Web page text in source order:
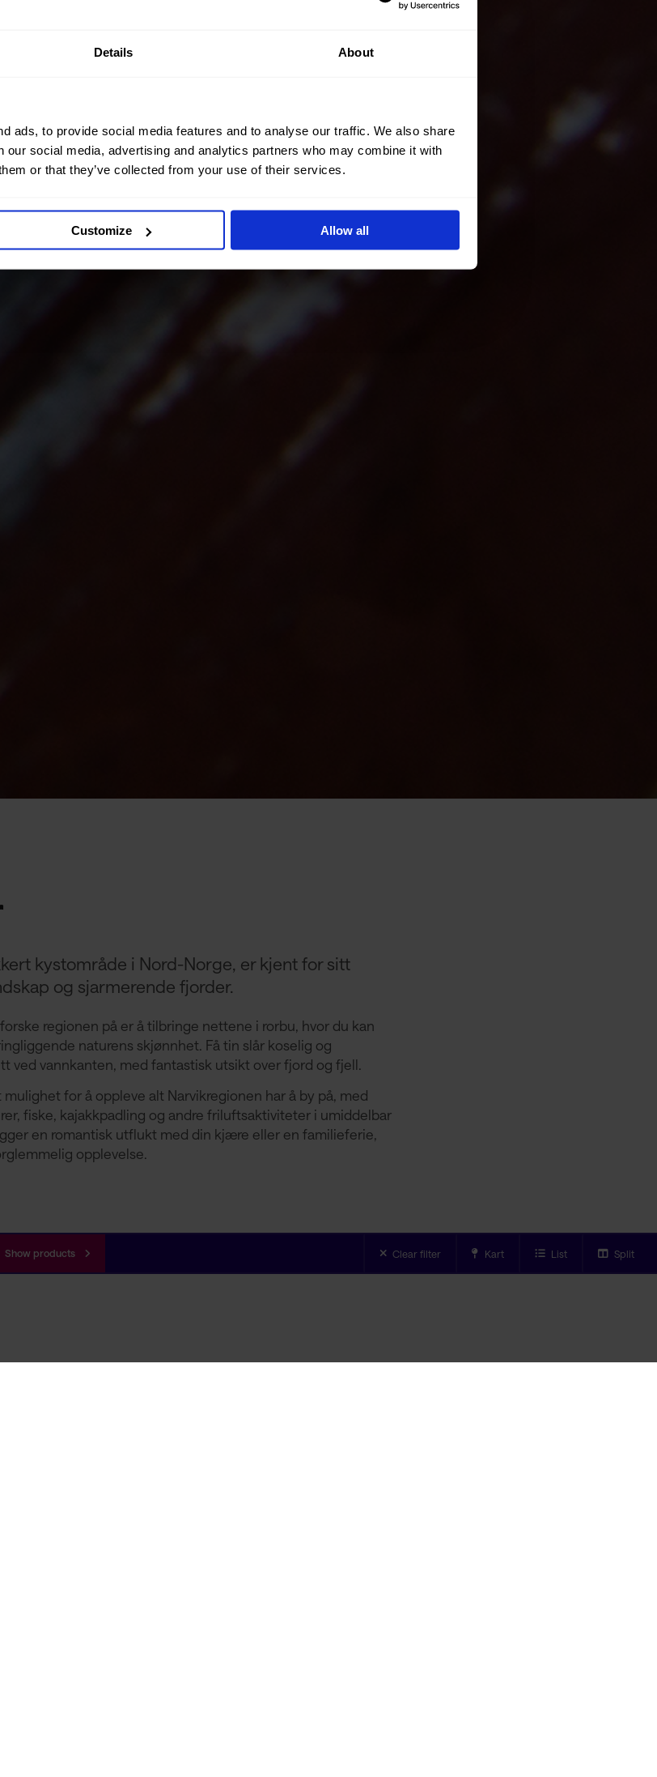
Details About
ads, to provide social media features and to analyse our traffic. We also share
our social media, advertising and analytics partners who may combine it with
or that they’ve collected from your use of their services.
Customize Allow all
kystområde i Nord-Norge, er kjent for sitt
og sjarmerende fjorder.
regionen på er å tilbringe nettene i rorbu, hvor du kan
naturens skjønnhet. Få tin slår koselig og
ved vannkanten, med fantastisk utsikt over fjord og fjell.
for å oppleve alt Narvikregionen har å by på, med
fiske, kajakkpadling og andre friluftsaktiviteter i umiddelbar
en romantisk utflukt med din kjære eller en familieferie,
opplevelse.
Show products Clear filter Kart List Split